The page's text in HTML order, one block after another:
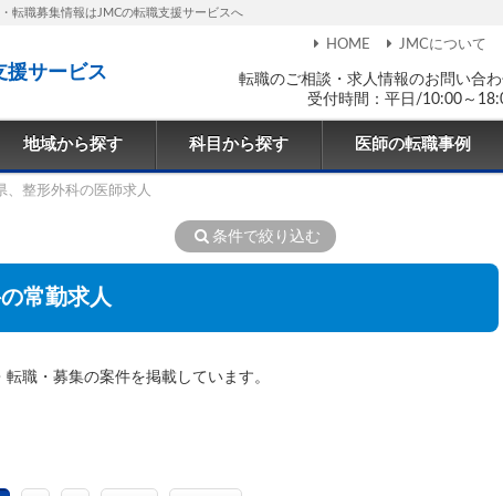
転職募集情報はJMCの転職支援サービスへ
援サービス
転職のご相談・求人情報のお問い合
受付時間：平日/10:00～
HOME JMCについて
地域から探す 科目から探す 医師の転職事例
、整形外科の医師求人
条件で絞り込む
常勤求人
職・募集の案件を掲載しています。